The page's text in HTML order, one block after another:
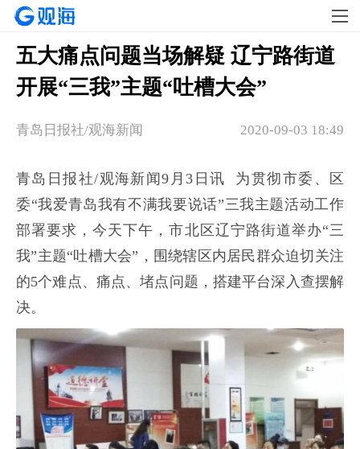
五大痛点问题当场解疑 辽宁路街道
开展“三我”主题“吐槽大会”
2020-09-03 18:49
青岛日报社/观海新闻​
青岛日报社/观海新闻9月3日讯 为贯彻市委、区
委“我爱青岛我有不满我要说话”三我主题活动工作
部署要求，今天下午，市北区辽宁路街道举办“三
我”主题“吐槽大会”，围绕辖区内居民群众迫切关注
的5个难点、痛点、堵点问题，搭建平台深入查摆解
决。